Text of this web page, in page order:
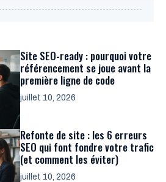
Site SEO-ready : pourquoi votre
référencement se joue avant la
première ligne de code
juillet 10, 2026
Refonte de site : les 6 erreurs
SEO qui font fondre votre trafic
(et comment les éviter)
juillet 10, 2026